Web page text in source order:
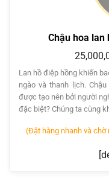
Chậu hoa lan
Lan hồ điệp hồng khiến
ngào và thanh lịch.
được tạo nên bởi người
đặc biệt? Chúng ta cùng
(Đặt hàng nhanh và chờ